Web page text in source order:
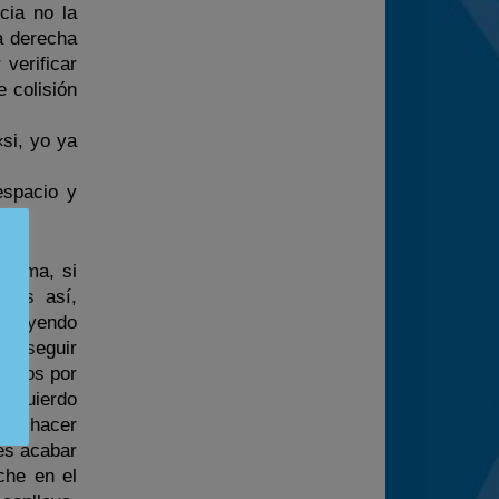
no la
derecha
verificar
colisión
yo ya
y
si
es así,
seguir
por
hacer
acabar
en el